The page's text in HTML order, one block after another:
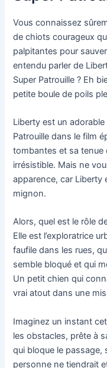
Vous connaissez
de chiots courageux
palpitantes pour
entendu parler de
Super Patrouille ? Eh
petite boule de poils
Liberty est un
Patrouille dans le film
tombantes et sa tenue
irrésistible. Mais ne
apparence, car Liberty
mignon.
Alors, quel est le rôle
Elle est l’exploratrice
faufile dans les rues,
semble bloqué et qui
Un petit chien qui
vrai atout dans une
Imaginez un instant
les obstacles, prête à
qui bloque le passage,
personne ne tiendrait